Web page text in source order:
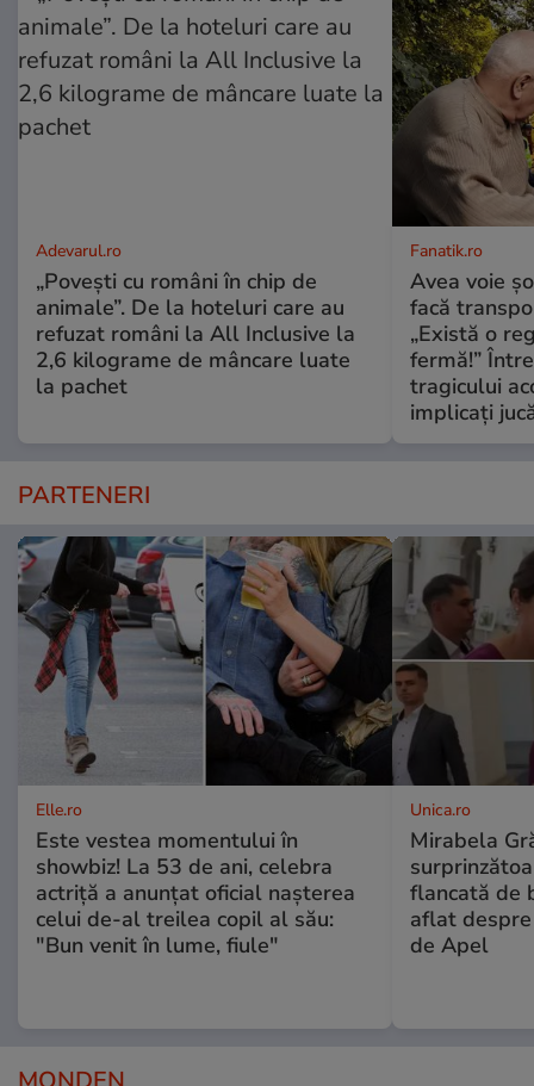
Adevarul.ro
„Povești cu români în chip de
animale”. De la hoteluri care au
refuzat români la All Inclusive la
2,6 kilograme de mâncare luate
la pachet
Fanatik.ro
Avea voie
facă
„Există o
fermă!”
tragicului
implicați
PARTENERI
Elle.ro
Este vestea momentului în
showbiz! La 53 de ani, celebra
actriță a anunțat oficial nașterea
celui de-al treilea copil al său:
"Bun venit în lume, fiule"
Unica.ro
Mirabela
flancată de
aflat
de Apel